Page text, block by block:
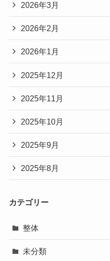
2026年3月
2026年2月
2026年1月
2025年12月
2025年11月
2025年10月
2025年9月
2025年8月
カテゴリー
整体
未分類